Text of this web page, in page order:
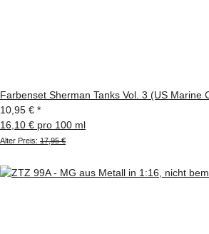
Farbenset Sherman Tanks Vol. 3 (US Marine
10,95 € *
16,10 € pro 100 ml
Alter Preis: 17,95 €